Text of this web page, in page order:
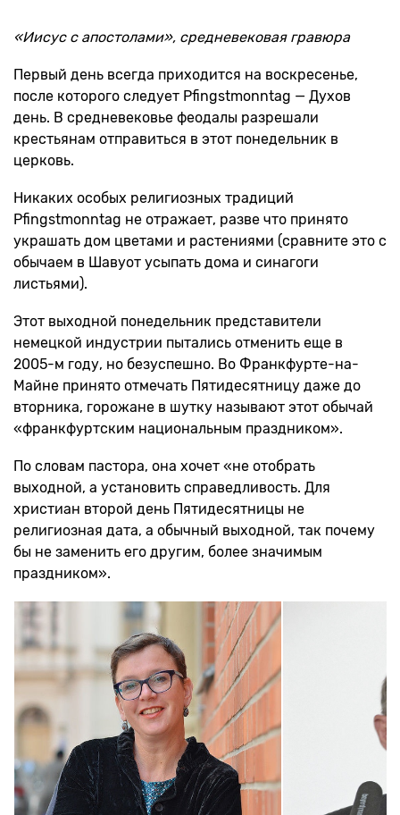
«Иисус с апостолами», средневековая гравюра
Первый день всегда приходится на воскресенье,
после которого следует Pfingstmonntag — Духов
день. В средневековье феодалы разрешали
крестьянам отправиться в этот понедельник в
церковь.
Никаких особых религиозных традиций
Pfingstmonntag не отражает, разве что принято
украшать дом цветами и растениями (сравните это с
обычаем в Шавуот усыпать дома и синагоги
листьями).
Этот выходной понедельник представители
немецкой индустрии пытались отменить еще в
2005-м году, но безуспешно. Во Франкфурте-на-
Майне принято отмечать Пятидесятницу даже до
вторника, горожане в шутку называют этот обычай
«франкфуртским национальным праздником».
По словам пастора, она хочет «не отобрать
выходной, а установить справедливость. Для
христиан второй день Пятидесятницы не
религиозная дата, а обычный выходной, так почему
бы не заменить его другим, более значимым
праздником».